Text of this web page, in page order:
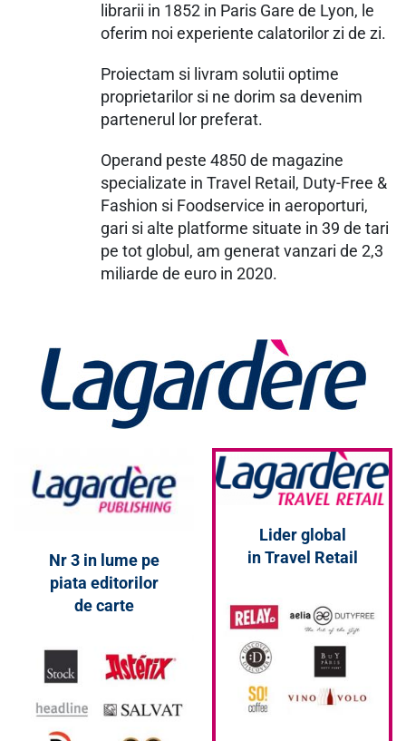
librarii in 1852 in Paris Gare de Lyon, le
oferim noi experiente calatorilor zi de zi.
Proiectam si livram solutii optime
proprietarilor si ne dorim sa devenim
partenerul lor preferat.
Operand peste 4850 de magazine
specializate in Travel Retail, Duty-Free &
Fashion si Foodservice in aeroporturi,
gari si alte platforme situate in 39 de tari
pe tot globul, am generat vanzari de 2,3
miliarde de euro in 2020.
Nr 3 in lume pe
piata editorilor
de carte
Lider global
in Travel Retail